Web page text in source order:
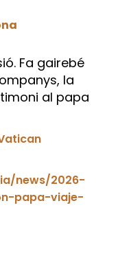
Fa gairebé
la
al papa
news/2026-
papa-viaje-